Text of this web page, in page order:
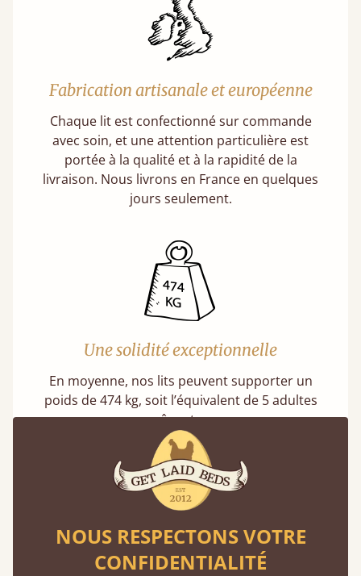
Fabrication artisanale et européenne
Chaque lit est confectionné sur commande
avec soin, et une attention particulière est
portée à la qualité et à la rapidité de la
livraison. Nous livrons en France en quelques
jours seulement.
Une solidité exceptionnelle
En moyenne, nos lits peuvent supporter un
poids de 474 kg, soit l’équivalent de 5 adultes
en même temps.
Un choix écoresponsable
NOUS RESPECTONS VOTRE
CONFIDENTIALITÉ